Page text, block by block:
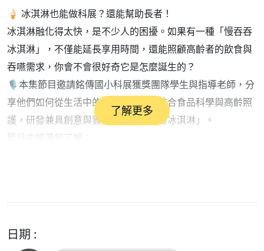
🍦 冰淇淋也能做科展？還能幫助長者！
冰淇淋融化得太快，是不少人的困擾。如果有一種「慢吞吞
冰淇淋」，不僅能延長享用時間，還能照顧高齡者的飲食與
吞嚥需求，你會不會很好奇它是怎麼誕生的？
🎙️本集節目邀請銘傳國小科展獲獎團隊學生與指導老師，分
享他們如何從生活中的小觀察出發，結合食品科學與高齡照
護，研發兼具創意與實用性的「慢吞吞冰淇淋」。
節目中將帶您了解：
🧪科學，不只是課本上的知識，更能回應生活中的需求；一
支冰淇淋，也能成為改變世界的小小起點。
了解更多
日期 :